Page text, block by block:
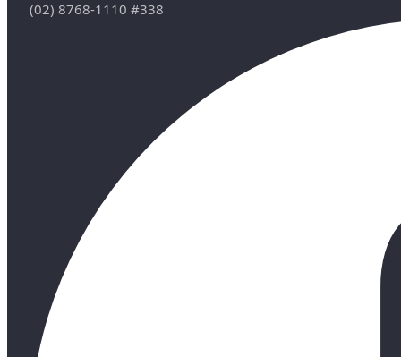
(02) 8768-1110 #338